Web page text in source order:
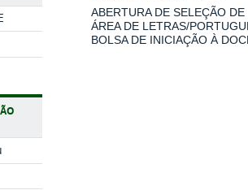
ABERTURA DE SELEÇÃO
ÁREA DE LETRAS/
BOLSA DE INICIAÇÃO À